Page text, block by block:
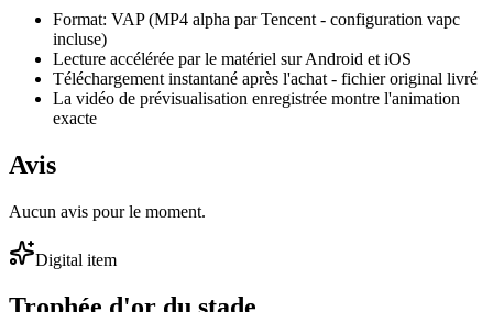
Format: VAP (MP4 alpha par Tencent - configuration vapc
incluse)
Lecture accélérée par le matériel sur Android et iOS
Téléchargement instantané après l'achat - fichier original livré
La vidéo de prévisualisation enregistrée montre l'animation
exacte
Avis
Aucun avis pour le moment.
Digital item
Trophée d'or du stade